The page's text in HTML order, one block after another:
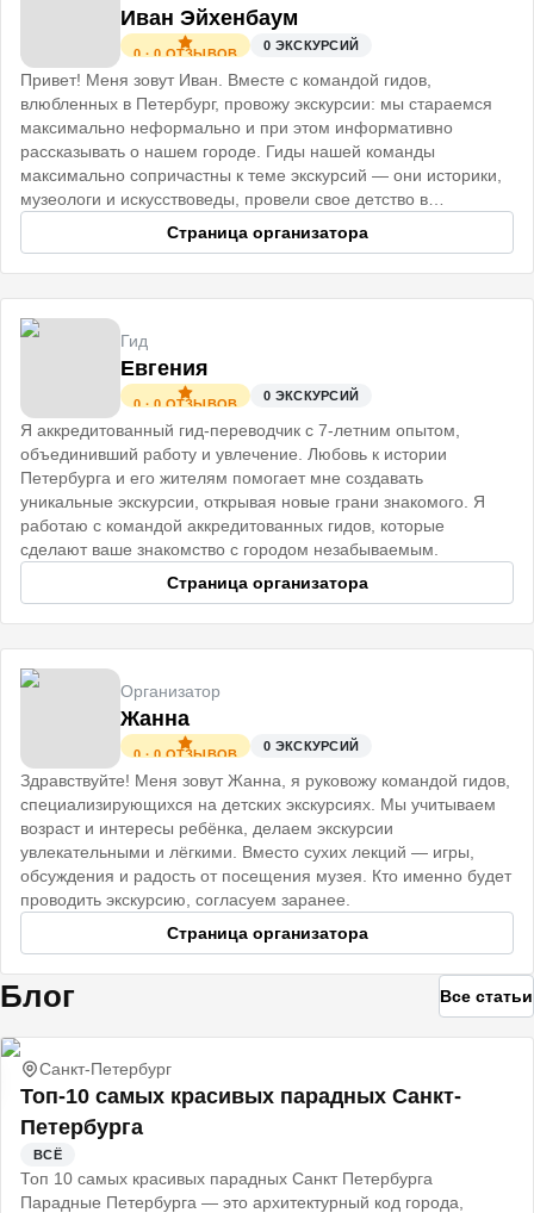
Иван Эйхенбаум
0 · 0 ОТЗЫВОВ
0 ЭКСКУРСИЙ
Привет! Меня зовут Иван. Вместе с командой гидов,
влюбленных в Петербург, провожу экскурсии: мы стараемся
максимально неформально и при этом информативно
рассказывать о нашем городе. Гиды нашей команды
максимально сопричастны к теме экскурсий — они историки,
музеологи и искусствоведы, провели свое детство в
старинных Петербургских домахСтраница организатора
Гид
Евгения
0 · 0 ОТЗЫВОВ
0 ЭКСКУРСИЙ
Я аккредитованный гид-переводчик с 7-летним опытом,
объединивший работу и увлечение. Любовь к истории
Петербурга и его жителям помогает мне создавать
уникальные экскурсии, открывая новые грани знакомого. Я
работаю с командой аккредитованных гидов, которые
сделают ваше знакомство с городом незабываемым.
Страница организатора
Организатор
Жанна
0 · 0 ОТЗЫВОВ
0 ЭКСКУРСИЙ
Здравствуйте! Меня зовут Жанна, я руковожу командой гидов,
специализирующихся на детских экскурсиях. Мы учитываем
возраст и интересы ребёнка, делаем экскурсии
увлекательными и лёгкими. Вместо сухих лекций — игры,
обсуждения и радость от посещения музея. Кто именно будет
проводить экскурсию, согласуем заранее.
Страница организатора
Блог Все статьи
Санкт-Петербург
Топ-10 самых красивых парадных Санкт-
Петербурга
ВСЁ
Топ 10 самых красивых парадных Санкт Петербурга
Парадные Петербурга — это архитектурный код города,